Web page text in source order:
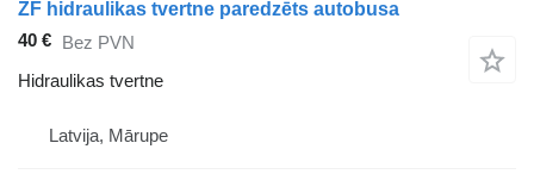
ZF hidraulikas tvertne paredzēts autobusa
40 € Bez PVN
Hidraulikas tvertne
Latvija, Mārupe